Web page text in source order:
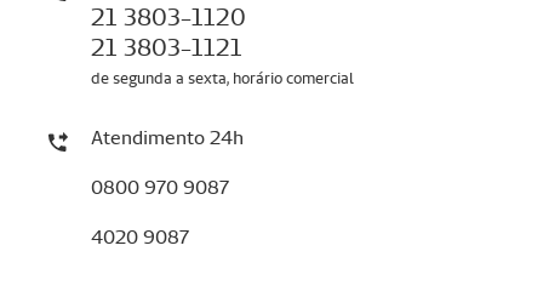
21 3803-1120
21 3803-1121
de segunda a sexta, horário comercial
Atendimento 24h
0800 970 9087
4020 9087